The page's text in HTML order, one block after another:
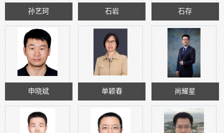
孙艺珂 石岩 石存
申晓斌 单颖春 尚耀星